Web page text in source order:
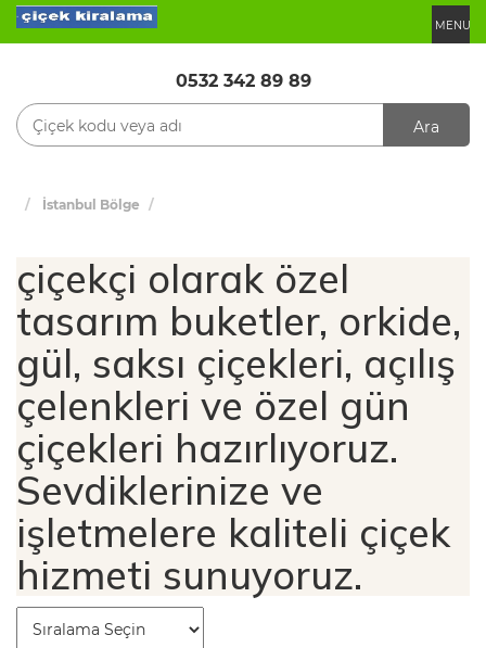
MENU
0532 342 89 89
Ara
İstanbul Bölge
çiçekçi olarak özel
tasarım buketler, orkide,
gül, saksı çiçekleri, açılış
çelenkleri ve özel gün
çiçekleri hazırlıyoruz.
Sevdiklerinize ve
işletmelere kaliteli çiçek
hizmeti sunuyoruz.